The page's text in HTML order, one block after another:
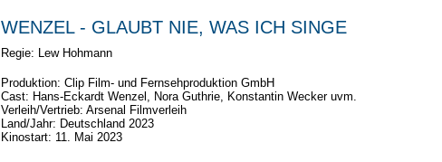
WENZEL - GLAUBT NIE, WAS ICH SINGE
Regie: Lew Hohmann
Produktion: Clip Film- und Fernsehproduktion GmbH
Cast: Hans-Eckardt Wenzel, Nora Guthrie, Konstantin Wecker uvm.
Verleih/Vertrieb: Arsenal Filmverleih
Land/Jahr: Deutschland 2023
Kinostart: 11. Mai 2023